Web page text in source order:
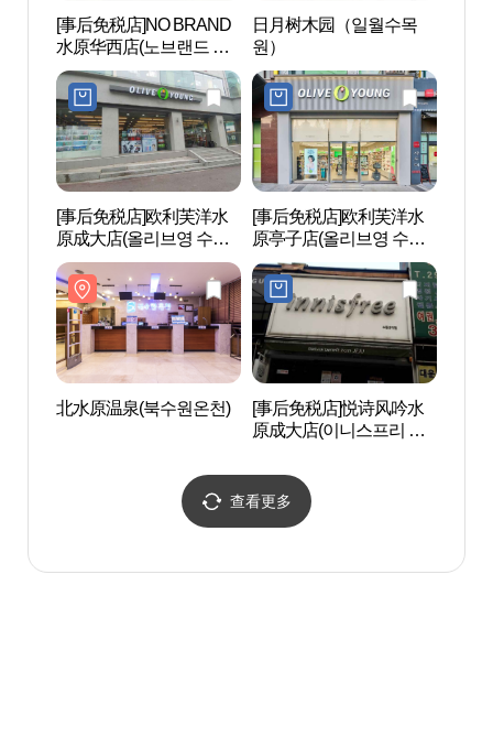
[事后免税店]NO BRAND
水原华西店(노브랜드 수
원화서점)
日月树木园（일월수목
원）
[事后免税店]欧利芙洋水
原成大店(올리브영 수원
성대점)
[事后免税店]欧利芙洋水
原亭子店(올리브영 수원
정자점)
北水原温泉(북수원온천)
[事后免税店]悦诗风吟水
原成大店(이니스프리 수
查看更多